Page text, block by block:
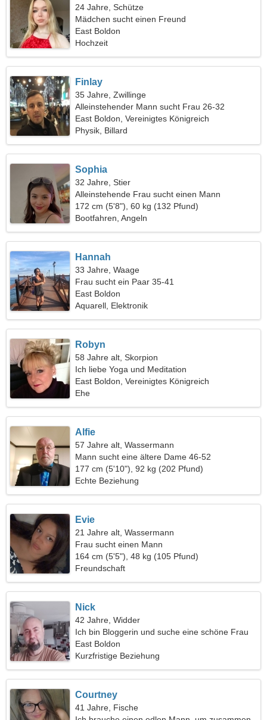
24 Jahre, Schütze
Mädchen sucht einen Freund
East Boldon
Hochzeit
Finlay
35 Jahre, Zwillinge
Alleinstehender Mann sucht Frau 26-32
East Boldon, Vereinigtes Königreich
Physik, Billard
Sophia
32 Jahre, Stier
Alleinstehende Frau sucht einen Mann
172 cm (5'8"), 60 kg (132 Pfund)
Bootfahren, Angeln
Hannah
33 Jahre, Waage
Frau sucht ein Paar 35-41
East Boldon
Aquarell, Elektronik
Robyn
58 Jahre alt, Skorpion
Ich liebe Yoga und Meditation
East Boldon, Vereinigtes Königreich
Ehe
Alfie
57 Jahre alt, Wassermann
Mann sucht eine ältere Dame 46-52
177 cm (5'10"), 92 kg (202 Pfund)
Echte Beziehung
Evie
21 Jahre alt, Wassermann
Frau sucht einen Mann
164 cm (5'5"), 48 kg (105 Pfund)
Freundschaft
Nick
42 Jahre, Widder
Ich bin Bloggerin und suche eine schöne Frau
East Boldon
Kurzfristige Beziehung
Courtney
41 Jahre, Fische